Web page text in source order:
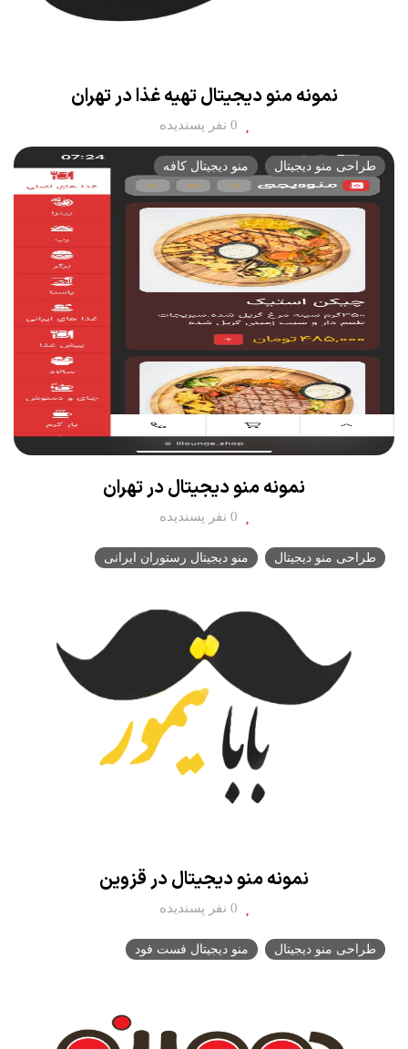
نمونه منو دیجیتال تهیه غذا در تهران
طراحی منو دیجیتال منو دیجیتال کافه
نمونه منو دیجیتال در تهران
طراحی منو دیجیتال منو دیجیتال رستوران ایرانی
نمونه منو دیجیتال در قزوین
طراحی منو دیجیتال منو دیجیتال فست فود